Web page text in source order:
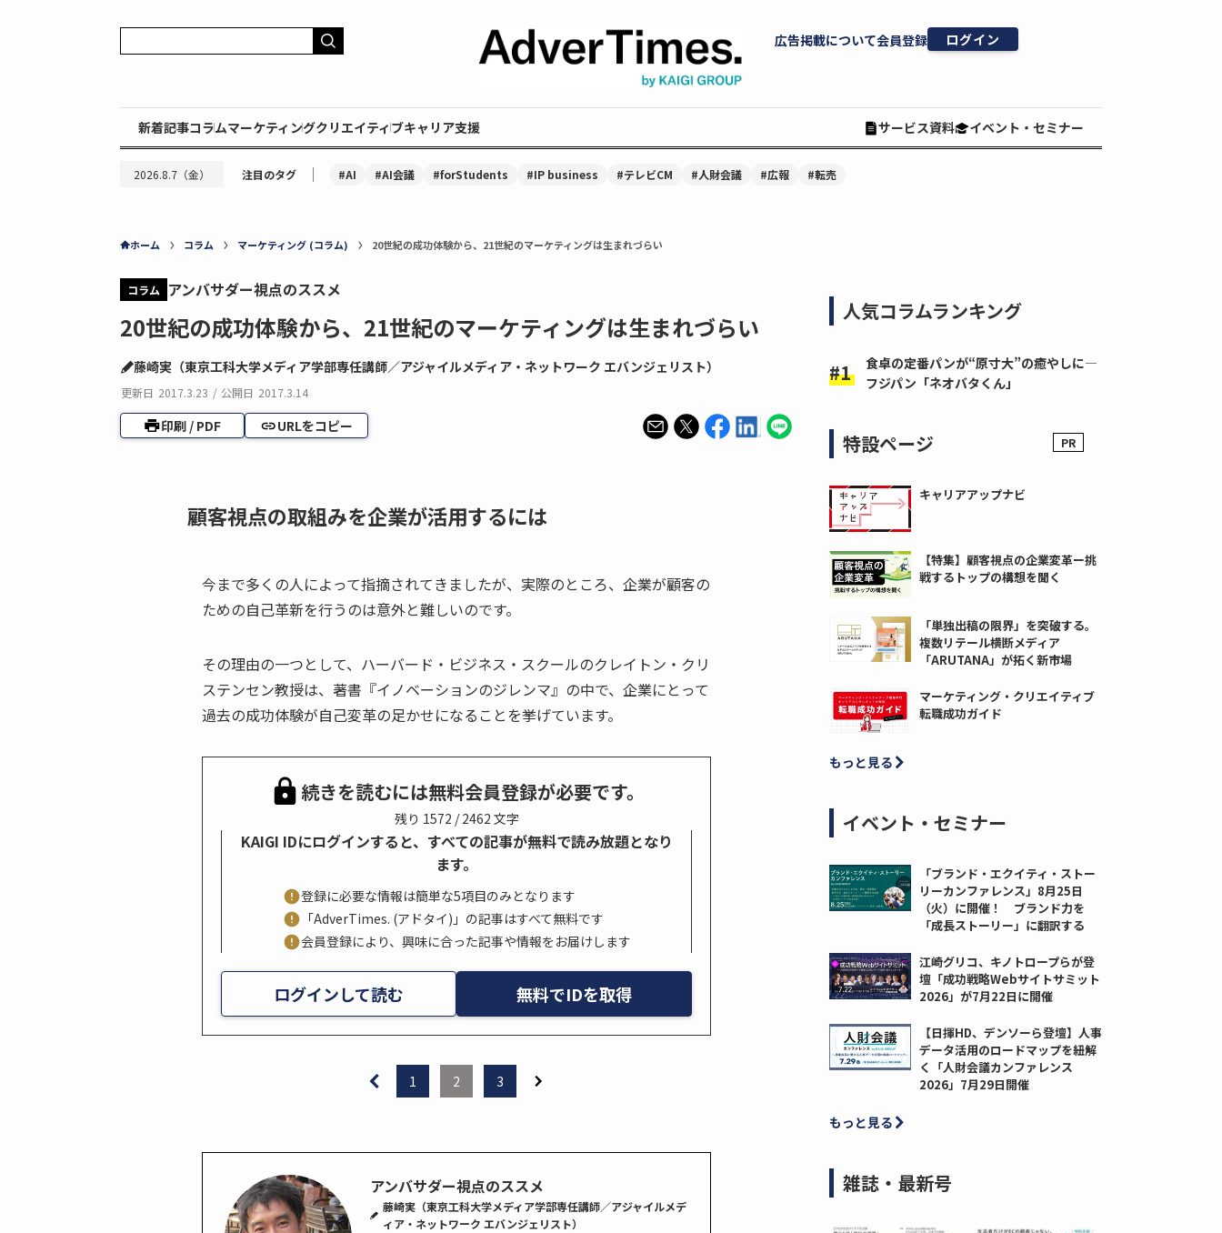
広告掲載について会員登録 ログイン
新着記事コラムマーケティングクリエイティブキャリア支援 サービス資料 イベント・セミナー
2026.8.7（金） 注目のタグ ｜ #AI #AI会議 #forStudents #IP business #テレビCM #人財会議 #広報 #転売
ホーム コラム マーケティング (コラム) 20世紀の成功体験から、21世紀のマーケティングは生まれづらい
コラム アンバサダー視点のススメ
20世紀の成功体験から、21世紀のマーケティングは生まれづらい
藤崎実（東京工科大学メディア学部専任講師／アジャイルメディア・ネットワーク エバンジェリスト）
更新日 2017.3.23 / 公開日 2017.3.14
印刷 / PDF URLをコピー
顧客視点の取組みを企業が活用するには
今まで多くの人によって指摘されてきましたが、実際のところ、企業が顧客の
ための自己革新を行うのは意外と難しいのです。
その理由の一つとして、ハーバード・ビジネス・スクールのクレイトン・クリ
ステンセン教授は、著書『イノベーションのジレンマ』の中で、企業にとって
過去の成功体験が自己変革の足かせになることを挙げています。
続きを読むには無料会員登録が必要です。
残り 1572 / 2462 文字
KAIGI IDにログインすると、すべての記事が無料で読み放題となり
ます。
登録に必要な情報は簡単な5項目のみとなります
「AdverTimes. (アドタイ)」の記事はすべて無料です
会員登録により、興味に合った記事や情報をお届けします
ログインして読む 無料でIDを取得
1 2 3
アンバサダー視点のススメ
藤崎実（東京工科大学メディア学部専任講師／アジャイルメデ
ィア・ネットワーク エバンジェリスト）
人気コラムランキング
食卓の定番パンが“原寸大”の癒やしに―
フジパン「ネオバタくん」
特設ページ
キャリアアップナビ
【特集】顧客視点の企業変革ー挑
戦するトップの構想を聞く
「単独出稿の限界」を突破する。
複数リテール横断メディア
「ARUTANA」が拓く新市場
マーケティング・クリエイティブ
転職成功ガイド
もっと見る
イベント・セミナー
「ブランド・エクイティ・ストー
リーカンファレンス」8月25日
（火）に開催！ ブランド力を
「成長ストーリー」に翻訳する
江崎グリコ、キノトロープらが登
壇「成功戦略Webサイトサミット
2026」が7月22日に開催
【日揮HD、デンソーら登壇】人事
データ活用のロードマップを紐解
く「人財会議カンファレンス
2026」7月29日開催
もっと見る
雑誌・最新号